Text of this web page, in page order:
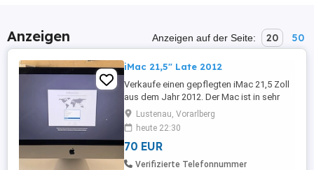
Anzeigen Anzeigen auf der Seite: 20 50
iMac 21,5" Late 2012
Verkaufe einen gepflegten iMac 21,5 Zoll
aus dem Jahr 2012. Der Mac ist in sehr
gutem Zustand und funktioniert
einwandfrei. Daten: 21,5 Display, 1920 x
1080 2,7 GHz Quad-Core Intel Core i5 8 GB
RAM DDR3 NVIDIA GeForce GT 640M 512
MB 1 TB Solid-State SATA-Festplatte
Lustenau, Vorarlberg
heute 22:30
70 EUR
Verifizierte Telefonnummer